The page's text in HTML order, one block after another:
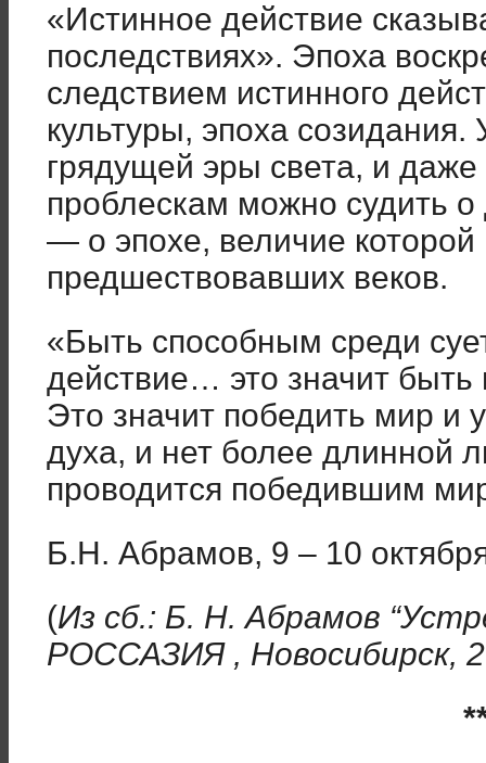
«Истинное действие
последствиях». Эпоха
следствием истинного
культуры, эпоха созидания.
грядущей эры света, и
проблескам можно судить
— о эпохе, величие которой
предшествовавших веков.
«Быть способным среди
действие… это значит
Это значит победить мир и
духа, и нет более длинной
проводится победившим
Б.Н. Абрамов, 9 – 10
(Из сб.: Б. Н. Абрамов
РОССАЗИЯ , Новосибирск,